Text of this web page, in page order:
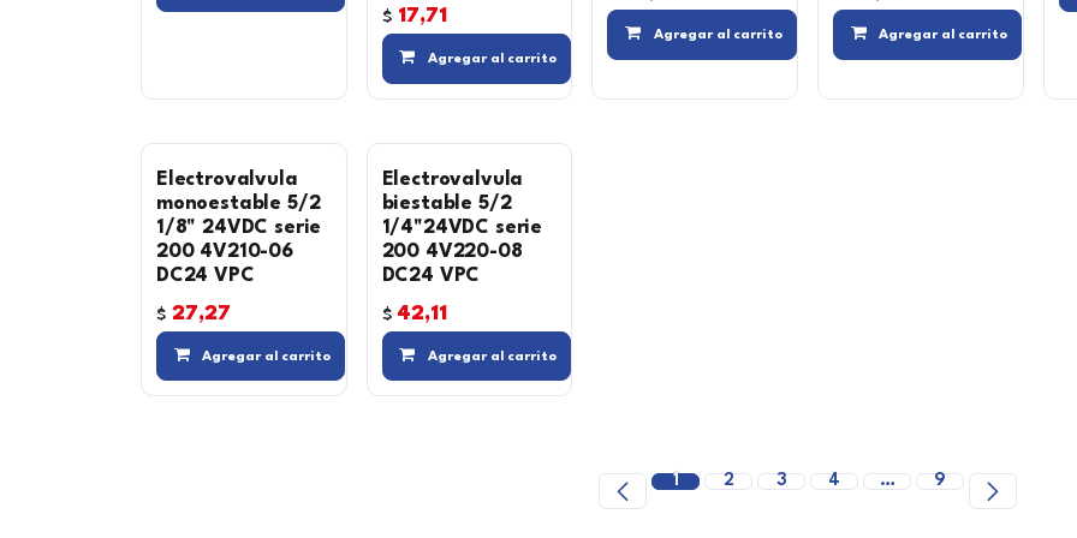
$ 17,71
Agregar al carrito Compara Agregar a la lista de deseos
Agregar al carrito Compara Agregar a
Agregar al carrito
Electrovalvula
monoestable 5/2
1/8" 24VDC serie
200 4V210-06
DC24 VPC
$ 27,27
Agregar al carrito Compara Agregar a la lista de deseos
Electrovalvula
biestable 5/2
1/4"24VDC serie
200 4V220-08
DC24 VPC
$ 42,11
Agregar al carrito
1 2 3 4 … 9